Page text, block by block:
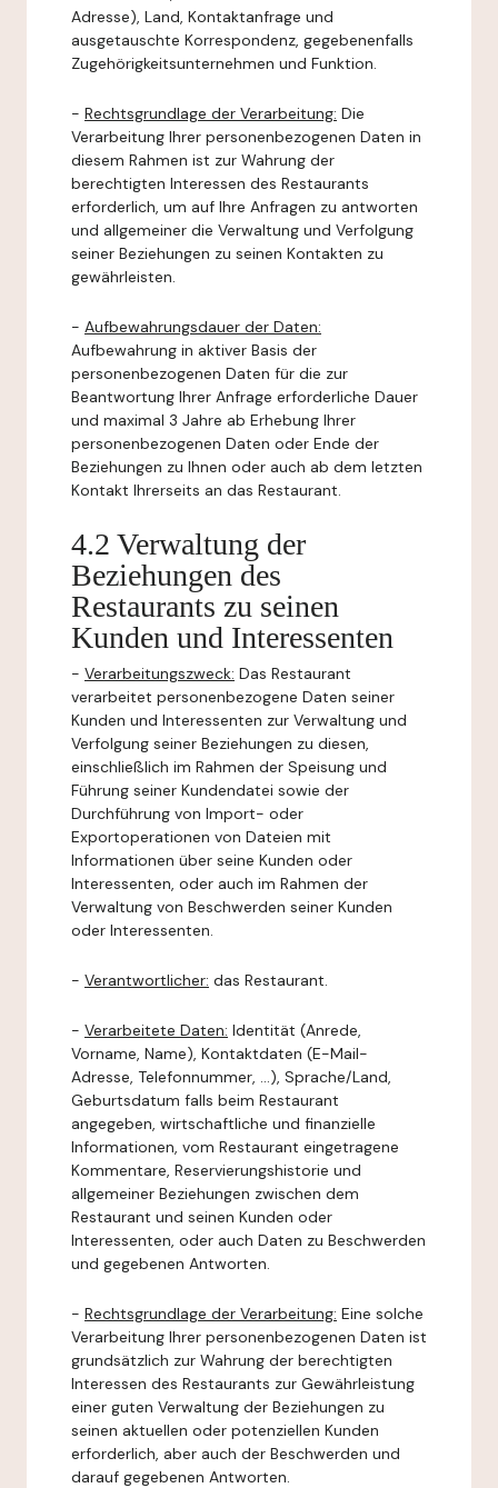
Adresse), Land, Kontaktanfrage und
ausgetauschte Korrespondenz, gegebenenfalls
Zugehörigkeitsunternehmen und Funktion.
- Rechtsgrundlage der Verarbeitung: Die
Verarbeitung Ihrer personenbezogenen Daten in
diesem Rahmen ist zur Wahrung der
berechtigten Interessen des Restaurants
erforderlich, um auf Ihre Anfragen zu antworten
und allgemeiner die Verwaltung und Verfolgung
seiner Beziehungen zu seinen Kontakten zu
gewährleisten.
- Aufbewahrungsdauer der Daten:
Aufbewahrung in aktiver Basis der
personenbezogenen Daten für die zur
Beantwortung Ihrer Anfrage erforderliche Dauer
und maximal 3 Jahre ab Erhebung Ihrer
personenbezogenen Daten oder Ende der
Beziehungen zu Ihnen oder auch ab dem letzten
Kontakt Ihrerseits an das Restaurant.
4.2 Verwaltung der
Beziehungen des
Restaurants zu seinen
Kunden und Interessenten
- Verarbeitungszweck: Das Restaurant
verarbeitet personenbezogene Daten seiner
Kunden und Interessenten zur Verwaltung und
Verfolgung seiner Beziehungen zu diesen,
einschließlich im Rahmen der Speisung und
Führung seiner Kundendatei sowie der
Durchführung von Import- oder
Exportoperationen von Dateien mit
Informationen über seine Kunden oder
Interessenten, oder auch im Rahmen der
Verwaltung von Beschwerden seiner Kunden
oder Interessenten.
- Verantwortlicher: das Restaurant.
- Verarbeitete Daten: Identität (Anrede,
Vorname, Name), Kontaktdaten (E-Mail-
Adresse, Telefonnummer, ...), Sprache/Land,
Geburtsdatum falls beim Restaurant
angegeben, wirtschaftliche und finanzielle
Informationen, vom Restaurant eingetragene
Kommentare, Reservierungshistorie und
allgemeiner Beziehungen zwischen dem
Restaurant und seinen Kunden oder
Interessenten, oder auch Daten zu Beschwerden
und gegebenen Antworten.
- Rechtsgrundlage der Verarbeitung: Eine solche
Verarbeitung Ihrer personenbezogenen Daten ist
grundsätzlich zur Wahrung der berechtigten
Interessen des Restaurants zur Gewährleistung
einer guten Verwaltung der Beziehungen zu
seinen aktuellen oder potenziellen Kunden
erforderlich, aber auch der Beschwerden und
darauf gegebenen Antworten.